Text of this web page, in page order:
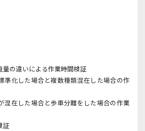
量の違いによる作業時間検証
準化した場合と複数種類混在した場合の作
混在した場合と歩車分離をした場合の作業
証